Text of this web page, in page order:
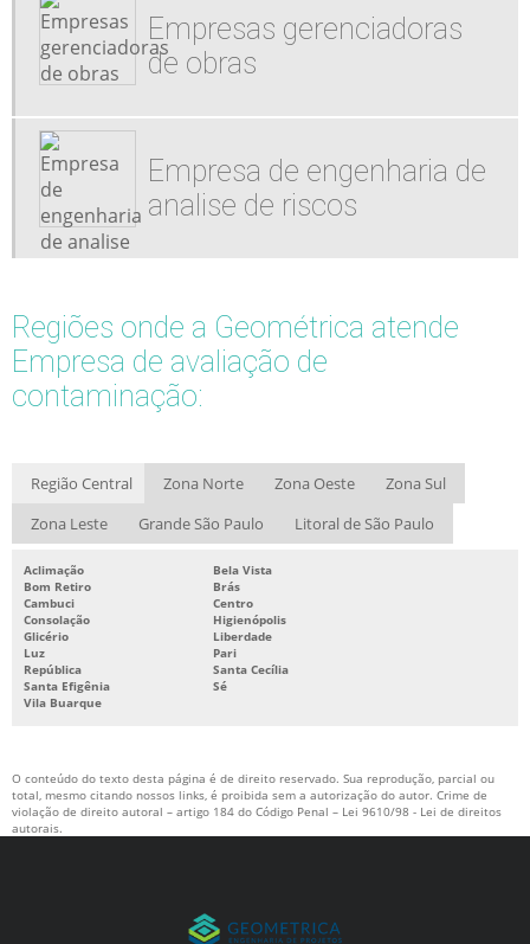
Empresas gerenciadoras
de obras
Empresa de engenharia de
analise de riscos
Regiões onde a Geométrica atende
Empresa de avaliação de
contaminação:
Região Central Zona Norte Zona Oeste
Zona Sul
Zona Leste
Grande São Paulo Litoral de São Paulo
Aclimação
Bela Vista
Bom Retiro
Brás
Cambuci
Centro
Consolação
Higienópolis
Glicério
Liberdade
Luz
Pari
República
Santa Cecília
Santa Efigênia
Sé
Vila Buarque
O conteúdo do texto desta página é de direito reservado. Sua reprodução, parcial ou
total, mesmo citando nossos links, é proibida sem a autorização do autor. Crime de
violação de direito autoral – artigo 184 do Código Penal – Lei 9610/98 - Lei de direitos
autorais.